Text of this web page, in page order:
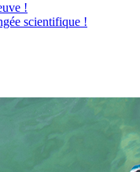
!
scientifique !